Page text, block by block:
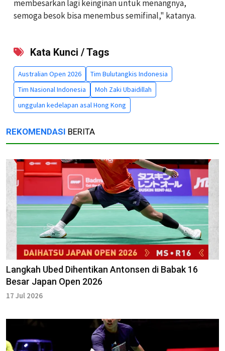
membesarkan lagi keinginan untuk menangnya,
semoga besok bisa menembus semifinal," katanya.
Kata Kunci / Tags
Australian Open 2026
Tim Bulutangkis Indonesia
Tim Nasional Indonesia
Moh Zaki Ubaidillah
unggulan kedelapan asal Hong Kong
REKOMENDASI BERITA
Langkah Ubed Dihentikan Antonsen di Babak 16
Besar Japan Open 2026
17 Jul 2026